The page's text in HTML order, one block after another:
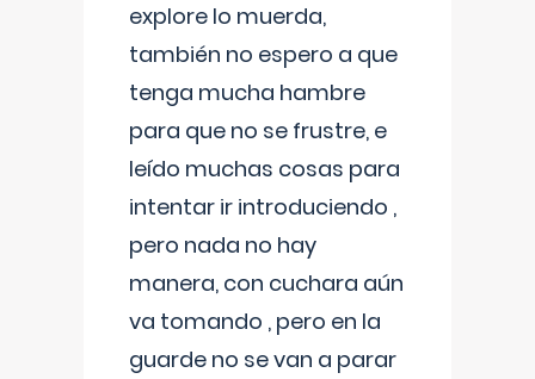
explore lo muerda,
también no espero a que
tenga mucha hambre
para que no se frustre, e
leído muchas cosas para
intentar ir introduciendo ,
pero nada no hay
manera, con cuchara aún
va tomando , pero en la
guarde no se van a parar